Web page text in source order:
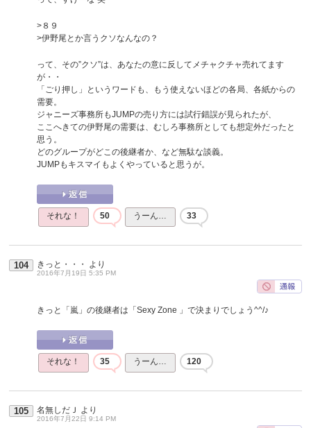
>８９
>伊野尾とか言うクソなんなの？
って、その”クソ”は、あなたの意に反してメチャクチャ売れてます
が・・
「ごり押し」というワードも、もう使えないほどの各局、各紙からの
需要。
ジャニーズ事務所もJUMPの売り方には試行錯誤が見られたが、
ここへきての伊野尾の需要は、むしろ事務所としても想定外だったと
思う。
どのグループがどこの後継者か、など無駄な談義。
JUMPもキスマイもよくやっていると思うが。
それな！ 50 うーん… 33
104 きっと・・・ より
2016年7月19日 5:35 PM
きっと「嵐」の後継者は「Sexy Zone 」で決まりでしょう^^/♪
それな！ 35 うーん… 120
105 名無しだＪ より
2016年7月22日 9:14 PM